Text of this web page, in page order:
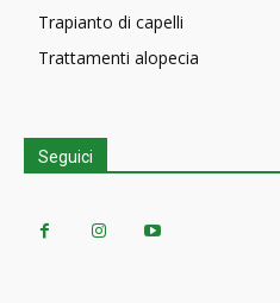
Trapianto di capelli
Trattamenti alopecia
Seguici